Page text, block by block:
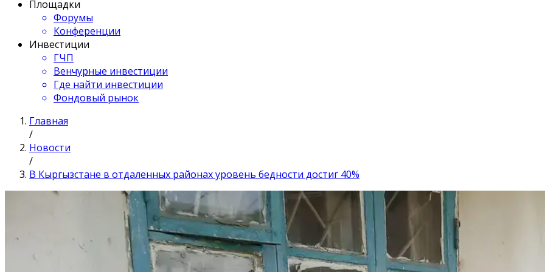
Площадки
Форумы
Конференции
Инвестиции
ГЧП
Венчурные инвестиции
Где найти инвестиции
Фондовый рынок
Главная
/
Новости
/
В Кыргызстане в отдаленных районах уровень бедности достиг 40%